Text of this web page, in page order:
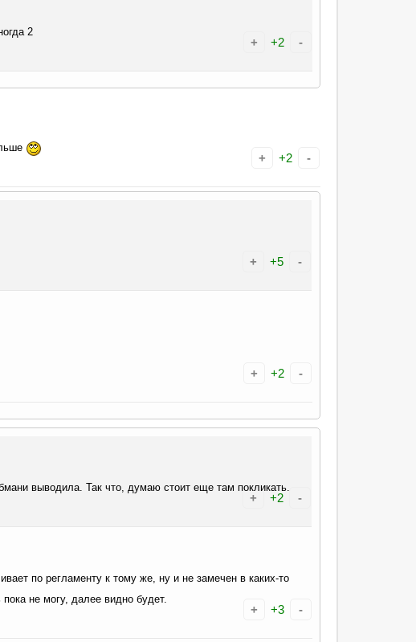
2
+ +2 -
+ +2 -
+ +5 -
+ +2 -
выводила. Так что, думаю стоит еще там покликать.
+ +2 -
по регламенту к тому же, ну и не замечен в каких-то
пока не могу, далее видно будет.
+ +3 -